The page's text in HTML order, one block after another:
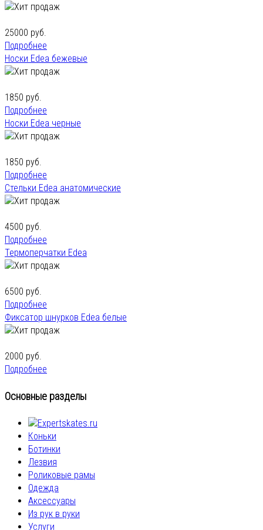
25000 руб.
Подробнее
Носки Edea бежевые
1850 руб.
Подробнее
Носки Edea черные
1850 руб.
Подробнее
Стельки Edea анатомические
4500 руб.
Подробнее
Термоперчатки Edea
6500 руб.
Подробнее
Фиксатор шнурков Edea белые
2000 руб.
Подробнее
Основные разделы
Коньки
Ботинки
Лезвия
Роликовые рамы
Одежда
Аксессуары
Из рук в руки
Услуги